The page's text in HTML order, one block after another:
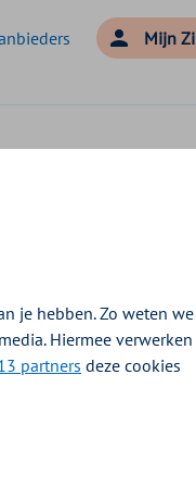
Mijn
Log in en bekijk welke
voorwaarden voor u gelden.
je hebben. Zo weten we
Hiermee verwerken
partners deze cookies